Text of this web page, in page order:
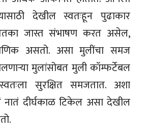
देखील स्वतःहून पुढाकार
जास्त संभाषण करत असेल,
असतो. असा मुलींचा समज
मुलांसोबत मुली कॉम्फर्टेबल
सुरक्षित समजतात. अशा
दीर्घकाळ टिकेल असा देखील